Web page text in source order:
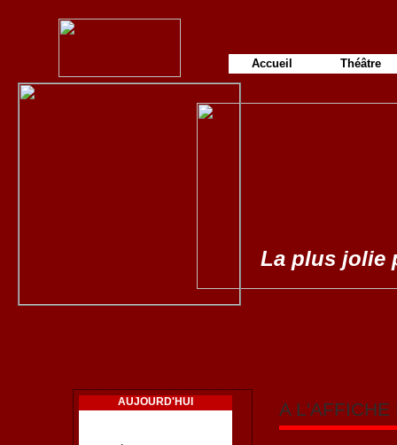
AUJOURD'HUI
La plus jolie
Accueil Théâtre
A L'AFFICHE